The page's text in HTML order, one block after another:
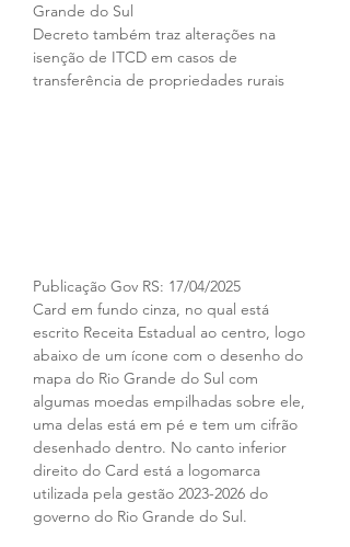
Grande do Sul
Decreto também traz alterações na
isenção de ITCD em casos de
transferência de propriedades rurais
Publicação Gov RS: 17/04/2025
Card em fundo cinza, no qual está
escrito Receita Estadual ao centro, logo
abaixo de um ícone com o desenho do
mapa do Rio Grande do Sul com
algumas moedas empilhadas sobre ele,
uma delas está em pé e tem um cifrão
desenhado dentro. No canto inferior
direito do Card está a logomarca
utilizada pela gestão 2023-2026 do
governo do Rio Grande do Sul.